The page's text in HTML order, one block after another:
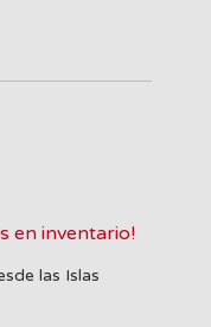
en inventario!
las Islas